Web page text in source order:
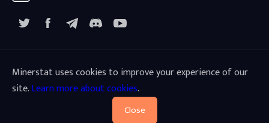
FacebookTelegramYouTube
Minerstat uses cookies to improve your experience of our
site.Learn more about cookies.
Close